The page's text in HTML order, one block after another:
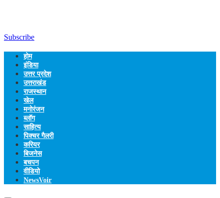
Subscribe
होम
इंडिया
उत्तर प्रदेश
उत्तराखंड
राजस्थान
खेल
मनोरंजन
ब्लॉग
साहित्य
पिक्चर गैलरी
करियर
बिजनेस
बचपन
वीडियो
NewsVoir